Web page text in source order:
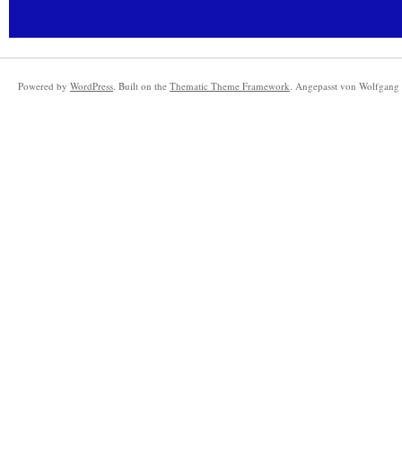
Powered by WordPress. Built on the Thematic Theme Framework. Angepasst von